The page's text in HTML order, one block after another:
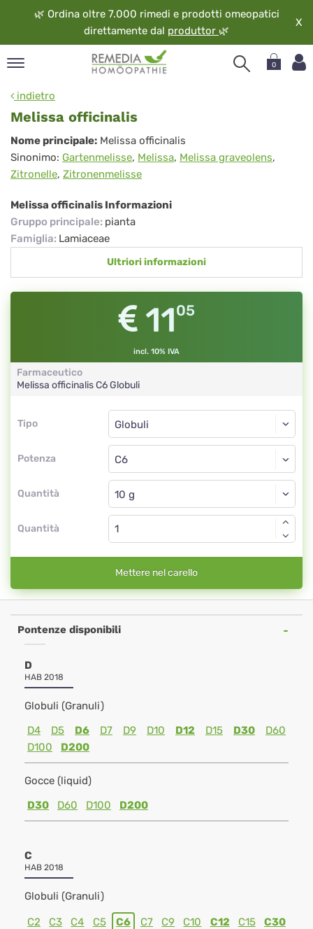
🌿 Ordina oltre 7.000 rimedi e prodotti omeopatici
direttamente dal produttor 🌿
X
0
indietro
Melissa officinalis
Melissa
officinalis
Nome principale: Melissa officinalis
Sinonimo: Gartenmelisse, Melissa, Melissa graveolens,
Zitronelle, Zitronenmelisse
Melissa officinalis Informazioni
Gruppo principale: pianta
Famiglia: Lamiaceae
Ultriori informazioni
1105
incl. 10% IVA
Farmaceutico
Melissa officinalisC6Globuli
Tipo
Tipo
Potenza
Globuli
C6
Quantità
Globuli
Quantità
Mettere nel carello
Pontenze disponibili
D
HAB 2018
Globuli (Granuli)
D4
D5 D6 D7 D9 D10 D12 D15 D30
D60
D100
D200
Gocce (liquid)
D30
D60 D100 D200
C
HAB 2018
Globuli (Granuli)
C2 C3 C4 C5 C6 C7 C9 C10 C12 C15
C30